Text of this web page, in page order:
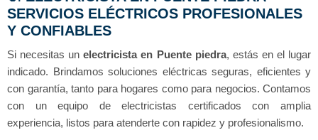
SERVICIOS ELÉCTRICOS PROFESIONALES
Y CONFIABLES
Si necesitas unelectricista en Puente piedra, estás en el lugar
indicado. Brindamos soluciones eléctricas seguras, eficientes y
con garantía, tanto para hogares como para negocios. Contamos
con un equipo de electricistas certificados con amplia
experiencia, listos para atenderte con rapidez y profesionalismo.